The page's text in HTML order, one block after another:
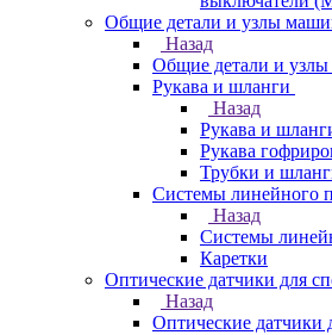
Общие детали и узлы
Назад
Общие детали и
Рукава и шланги
Назад
Рукава и
Рукава
Трубки и
Системы линейного
Назад
Системы
Каретки
Оптические датчики для
Назад
Оптические датчики